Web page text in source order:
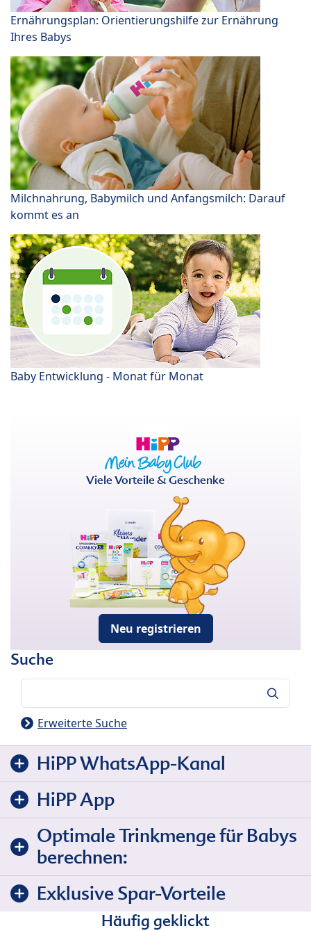
Ernährungsplan: Orientierungshilfe zur Ernährung
Ihres Babys
Milchnahrung, Babymilch und Anfangsmilch: Darauf
kommt es an
Baby Entwicklung - Monat für Monat
Viele Vorteile & Geschenke
Neu registrieren
Suche
Erweiterte Suche
HiPP WhatsApp-Kanal
HiPP App
Optimale Trinkmenge für Babys
berechnen:
Exklusive Spar-Vorteile
Häufig geklickt